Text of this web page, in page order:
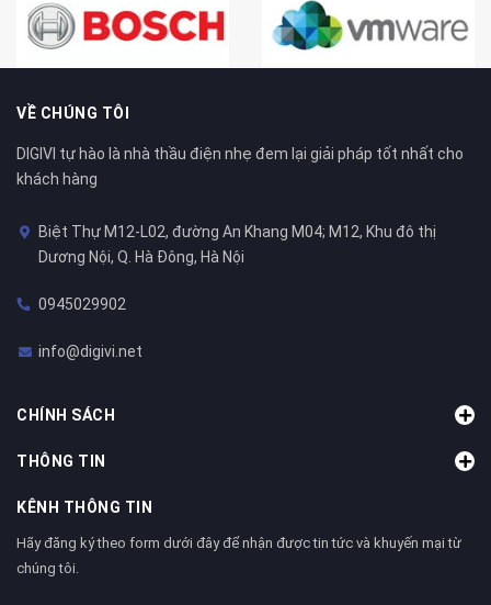
VỀ CHÚNG TÔI
DIGIVI tự hào là nhà thầu điện nhẹ đem lại giải pháp tốt nhất cho
khách hàng
Biệt Thự M12-L02, đường An Khang M04; M12, Khu đô thị
Dương Nội, Q. Hà Đông, Hà Nội
0945029902
info@digivi.net
CHÍNH SÁCH
THÔNG TIN
KÊNH THÔNG TIN
Hãy đăng ký theo form dưới đây để nhận được tin tức và khuyến mại từ
chúng tôi.